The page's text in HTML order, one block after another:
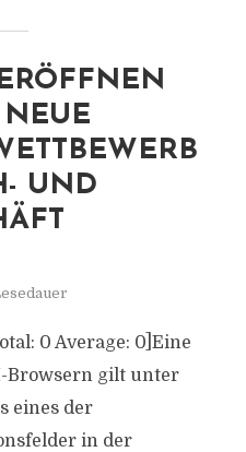
UND
0 Average: 0]Eine
Browsern gilt unter
eines der
in der